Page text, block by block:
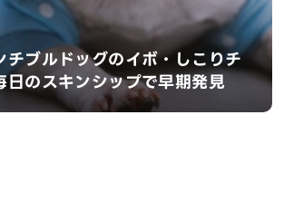
チブルドッグのイボ・しこりチ
日のスキンシップで早期発見